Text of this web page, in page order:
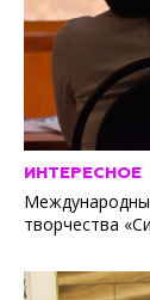
ИНТЕРЕСНОЕ
творчества